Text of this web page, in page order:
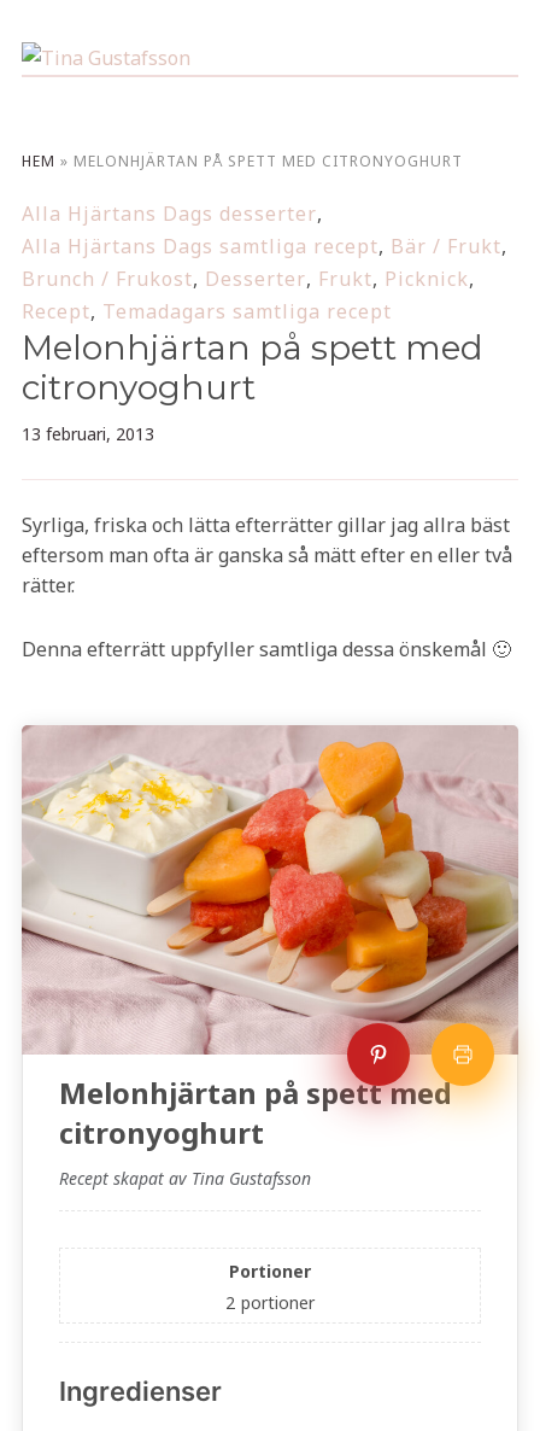
HEM » MELONHJÄRTAN PÅ SPETT MED CITRONYOGHURT
Alla Hjärtans Dags desserter,
Alla Hjärtans Dags samtliga recept, Bär / Frukt,
Brunch / Frukost, Desserter, Frukt, Picknick,
Recept, Temadagars samtliga recept
Melonhjärtan på spett med
citronyoghurt
13 februari, 2013
Syrliga, friska och lätta efterrätter gillar jag allra bäst
eftersom man ofta är ganska så mätt efter en eller två
rätter.
Denna efterrätt uppfyller samtliga dessa önskemål 🙂
Melonhjärtan på spett med
citronyoghurt
Recept skapat av Tina Gustafsson
Portioner
2 portioner
Ingredienser